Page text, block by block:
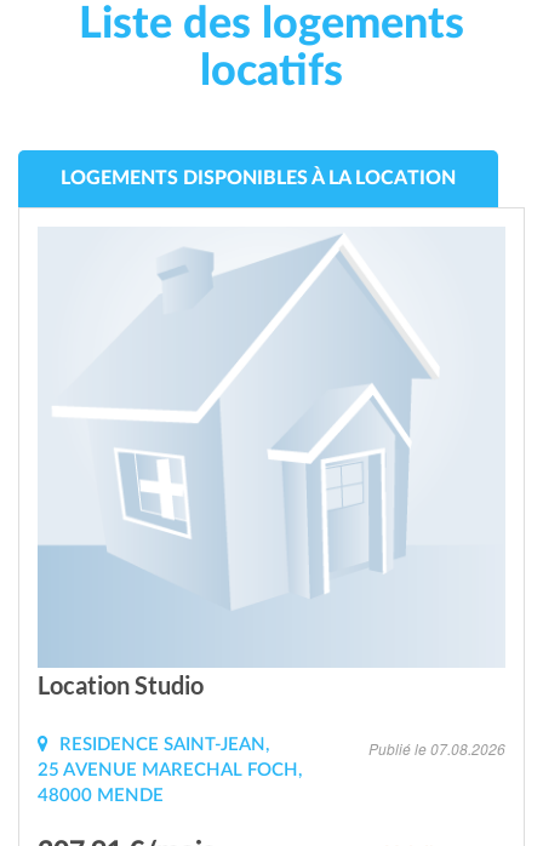
Liste des logements
locatifs
LOGEMENTS DISPONIBLES À LA LOCATION
Location Studio
Publié le 07.08.2026
RESIDENCE SAINT-JEAN,
25 AVENUE MARECHAL FOCH,
48000 MENDE